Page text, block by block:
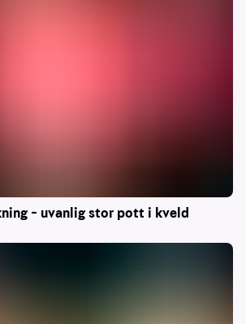
– uvanlig stor pott i kveld